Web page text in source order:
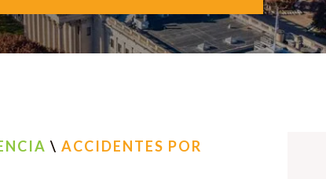
\ ACCIDENTES POR